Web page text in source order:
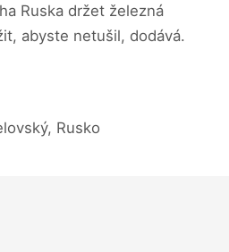
Ruska držet železná
abyste netušil, dodává.
Rusko